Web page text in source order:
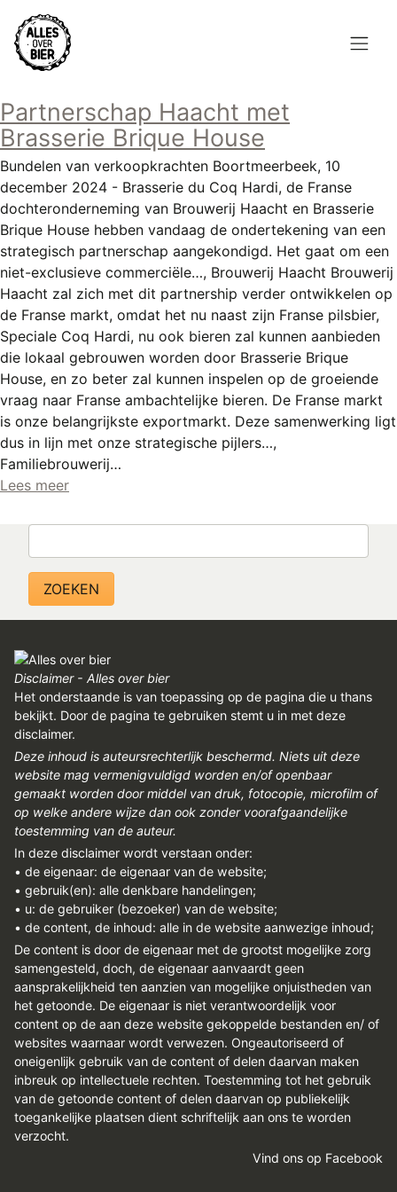
Overslaan
en
naar
gaan
Topmenu
INLOGGEN
REGISTREREN
ADVERTEREN
Hoofdnavigatie
HOME
BROUWEN
BLOG
AANBOD
AGENDA
CONTACT
Partnerschap Haacht met
Brasserie Brique House
Bundelen van verkoopkrachten Boortmeerbeek, 10
december 2024 - Brasserie du Coq Hardi, de Franse
dochteronderneming van Brouwerij Haacht en Brasserie
Brique House hebben vandaag de ondertekening van een
strategisch partnerschap aangekondigd. Het gaat om een
niet-exclusieve commerciële…, Brouwerij Haacht Brouwerij
Haacht zal zich met dit partnership verder ontwikkelen op
de Franse markt, omdat het nu naast zijn Franse pilsbier,
Speciale Coq Hardi, nu ook bieren zal kunnen aanbieden
die lokaal gebrouwen worden door Brasserie Brique
House, en zo beter zal kunnen inspelen op de groeiende
vraag naar Franse ambachtelijke bieren. De Franse markt
is onze belangrijkste exportmarkt. Deze samenwerking ligt
dus in lijn met onze strategische pijlers…,
Familiebrouwerij…
Lees meer
Disclaimer - Alles over bier
Het onderstaande is van toepassing op de pagina die u thans
bekijkt. Door de pagina te gebruiken stemt u in met deze
disclaimer.
Deze inhoud is auteursrechterlijk beschermd. Niets uit deze
website mag vermenigvuldigd worden en/of openbaar
gemaakt worden door middel van druk, fotocopie, microfilm of
op welke andere wijze dan ook zonder voorafgaandelijke
toestemming van de auteur.
In deze disclaimer wordt verstaan onder:
• de eigenaar: de eigenaar van de website;
• gebruik(en): alle denkbare handelingen;
• u: de gebruiker (bezoeker) van de website;
• de content, de inhoud: alle in de website aanwezige inhoud;
De content is door de eigenaar met de grootst mogelijke zorg
samengesteld, doch, de eigenaar aanvaardt geen
aansprakelijkheid ten aanzien van mogelijke onjuistheden van
het getoonde. De eigenaar is niet verantwoordelijk voor
content op de aan deze website gekoppelde bestanden en/ of
websites waarnaar wordt verwezen. Ongeautoriseerd of
oneigenlijk gebruik van de content of delen daarvan maken
inbreuk op intellectuele rechten. Toestemming tot het gebruik
van de getoonde content of delen daarvan op publiekelijk
toegankelijke plaatsen dient schriftelijk aan ons te worden
verzocht.
Vind ons op Facebook